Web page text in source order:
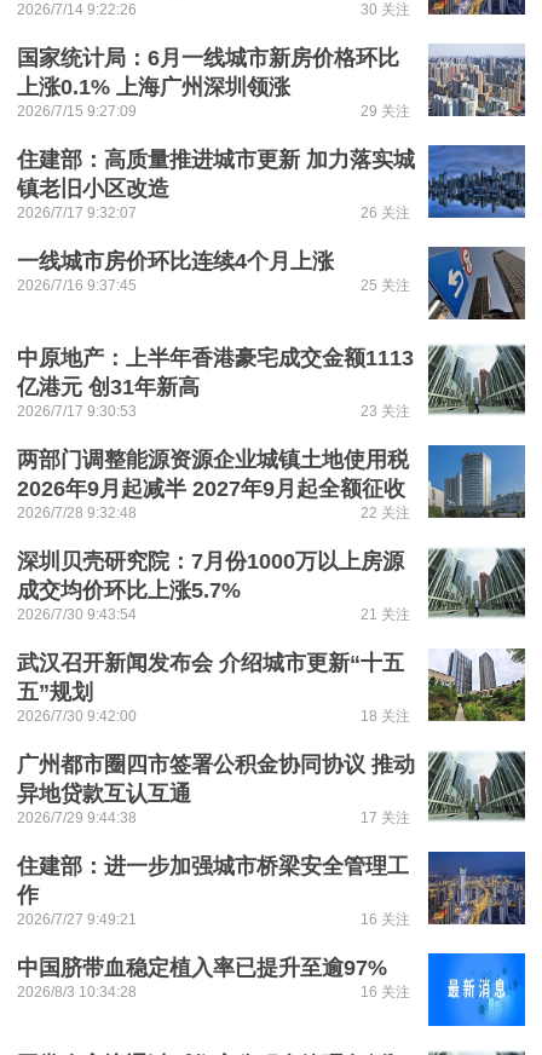
2026/7/14 9:22:26 30 关注
国家统计局：6月一线城市新房价格环比
上涨0.1% 上海广州深圳领涨
2026/7/15 9:27:09 29 关注
住建部：高质量推进城市更新 加力落实城
镇老旧小区改造
2026/7/17 9:32:07 26 关注
一线城市房价环比连续4个月上涨
2026/7/16 9:37:45 25 关注
中原地产：上半年香港豪宅成交金额1113
亿港元 创31年新高
2026/7/17 9:30:53 23 关注
两部门调整能源资源企业城镇土地使用税
2026年9月起减半 2027年9月起全额征收
2026/7/28 9:32:48 22 关注
深圳贝壳研究院：7月份1000万以上房源
成交均价环比上涨5.7%
2026/7/30 9:43:54 21 关注
武汉召开新闻发布会 介绍城市更新“十五
五”规划
2026/7/30 9:42:00 18 关注
广州都市圈四市签署公积金协同协议 推动
异地贷款互认互通
2026/7/29 9:44:38 17 关注
住建部：进一步加强城市桥梁安全管理工
作
2026/7/27 9:49:21 16 关注
中国脐带血稳定植入率已提升至逾97%
2026/8/3 10:34:28 16 关注